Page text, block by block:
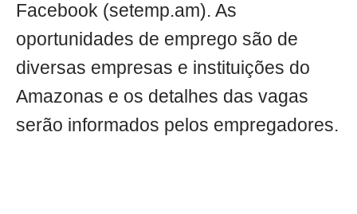
Facebook (setemp.am). As
oportunidades de emprego são de
diversas empresas e instituições do
Amazonas e os detalhes das vagas
serão informados pelos empregadores.